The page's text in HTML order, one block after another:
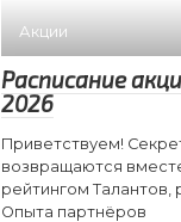
Акции
Расписание
2026
Приветствуем!
возвращаются
рейтингом Талантов,
Опыта партнёров